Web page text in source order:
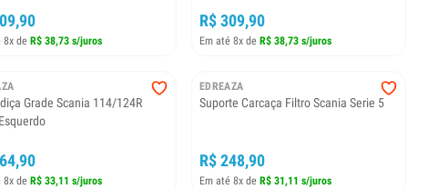
8x de R$ 38,73 s/juros
R$ 309,90
Em até 8x de R$ 38,73 s/juros
Grade Scania 114/124R
8x de R$ 33,11 s/juros
EDREAZA
Suporte Carcaça Filtro Scania Serie 5
R$ 248,90
Em até 8x de R$ 31,11 s/juros